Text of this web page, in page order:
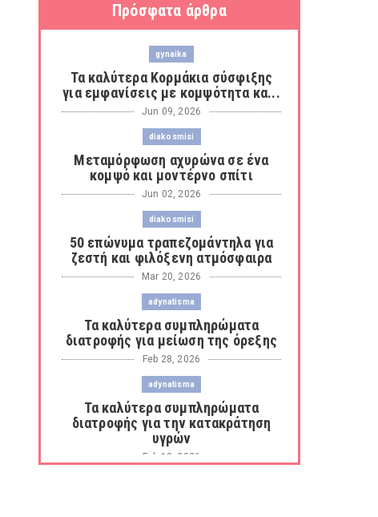
Πρόσφατα άρθρα
gynaika
Τα καλύτερα Κορμάκια σύσφιξης
για εμφανίσεις με κομψότητα κα...
Jun 09, 2026
diakosmisi
Μεταμόρφωση αχυρώνα σε ένα
κομψό και μοντέρνο σπίτι
Jun 02, 2026
diakosmisi
50 επώνυμα τραπεζομάντηλα για
ζεστή και φιλόξενη ατμόσφαιρα
Mar 20, 2026
adynatisma
Τα καλύτερα συμπληρώματα
διατροφής για μείωση της όρεξης
Feb 28, 2026
adynatisma
Τα καλύτερα συμπληρώματα
διατροφής για την κατακράτηση
υγρών
Feb 18, 2026